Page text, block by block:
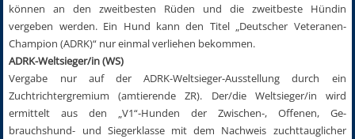
können an den zweitbesten Rüden und die zweitbeste Hündin
vergeben werden. Ein Hund kann den Titel „Deutscher Veteranen-
Champion (ADRK)“ nur einmal verliehen bekommen.
ADRK-Weltsieger/in (WS)
Vergabe nur auf der ADRK-Weltsieger-Ausstellung durch ein
Zuchtrichtergremium (amtierende ZR). Der/die Weltsieger/in wird
ermittelt aus den „V1“-Hunden der Zwischen-, Offenen, Ge­
brauchshund- und Siegerklasse mit dem Nachweis zuchttauglicher